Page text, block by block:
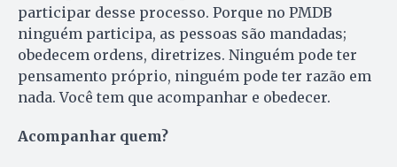
participar desse processo. Porque no PMDB
ninguém participa, as pessoas são mandadas;
obedecem ordens, diretrizes. Ninguém pode ter
pensamento próprio, ninguém pode ter razão em
nada. Você tem que acompanhar e obedecer.
Acompanhar quem?